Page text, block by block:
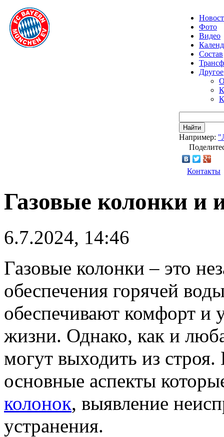
Фото
Видео
Состав
Другое
Найти
Например:
Контакты
Газовые колонки и
6.7.2024, 14:46
Газовые колонки – это
обеспечения горячей
обеспечивают комфорт и
жизни. Однако, как и
могут выходить из
основные аспекты
колонок, выявление
устранения.